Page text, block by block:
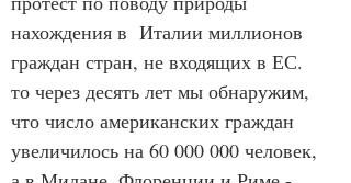
нахождения в  Италии миллионов
граждан стран, не входящих в ЕС.
то через десять лет мы обнаружим,
что число американских граждан
увеличилось на 60 000 000 человек,